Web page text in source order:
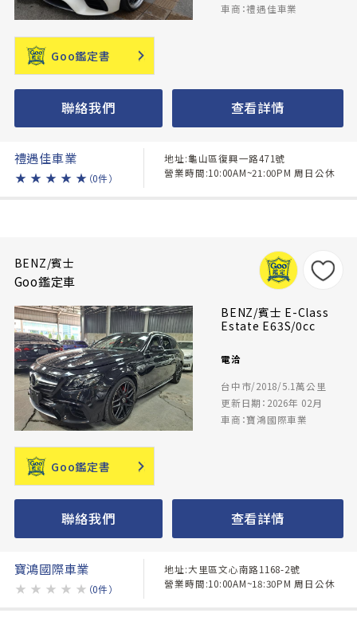
車商：禮遇佳車業
Goo鑑定書
聯絡我們 查看詳情
禮遇佳車業
★ ★ ★ ★ ★ （0件）
地址:龜山區復興一路471號
營業時間:10:00AM~21:00PM 周日公休
BENZ/賓士
Goo鑑定車
BENZ/賓士 E-Class
Estate E63S/0cc
電洽
台中市/2018/5.1萬公里
更新日期：2026年 02月
車商：寶鴻國際車業
Goo鑑定書
聯絡我們 查看詳情
寶鴻國際車業
★ ★ ★ ★ ★ （0件）
地址:大里區文心南路1168-2號
營業時間:10:00AM~18:30PM 周日公休